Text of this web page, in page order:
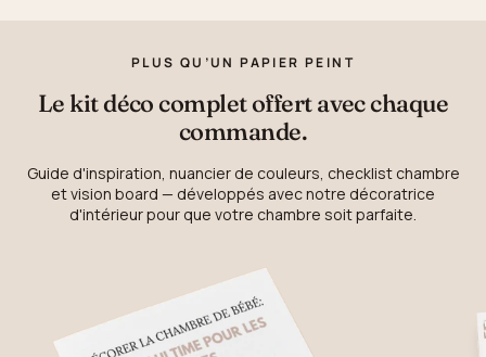
PLUS QU’UN PAPIER PEINT
Le kit déco complet offert avec chaque
commande.
Guide d'inspiration, nuancier de couleurs, checklist chambre
et vision board — développés avec notre décoratrice
d'intérieur pour que votre chambre soit parfaite.